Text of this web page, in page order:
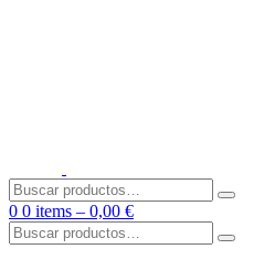
Buscar
por:
0 0 items – 0,00 €
Buscar
por: